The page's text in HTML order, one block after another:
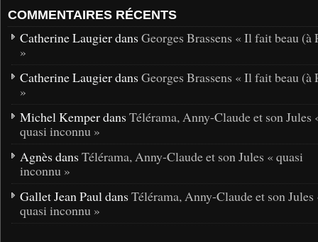
COMMENTAIRES RÉCENTS
Catherine Laugier dans Georges Brassens « Il fait beau (à
»
Catherine Laugier dans Georges Brassens « Il fait beau (à
»
Michel Kemper dans Télérama, Anny-Claude et son Jules
quasi inconnu »
Agnès dans Télérama, Anny-Claude et son Jules « quasi
inconnu »
Gallet Jean Paul dans Télérama, Anny-Claude et son Jules
quasi inconnu »